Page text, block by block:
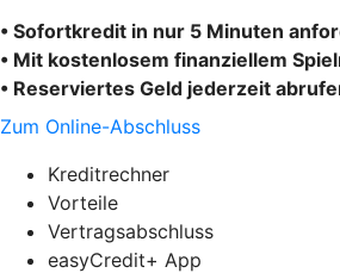
• Sofortkredit in nur 5 Minuten
• Mit kostenlosem finanziellem
• Reserviertes Geld jederzeit
Zum Online-Abschluss
Kreditrechner
Vorteile
Vertragsabschluss
easyCredit+ App